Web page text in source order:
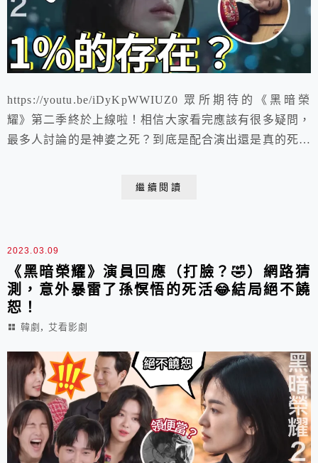
https://youtu.be/iDyKpWWIUZ0 眾所期待的《黑暗榮
耀》第二季終於上線啦！相信大家看完應該有很多疑問，
最多人討論的是神婆之死？到底是配合演出還是真的死了
繼續閱讀
2023.03.09
《黑暗榮耀》演員回應（打臉？🤣）網路猜
測，意外暴雷了孫慏悟的死活😂結局絕不饒
恕！
韓劇 , 艾看影劇